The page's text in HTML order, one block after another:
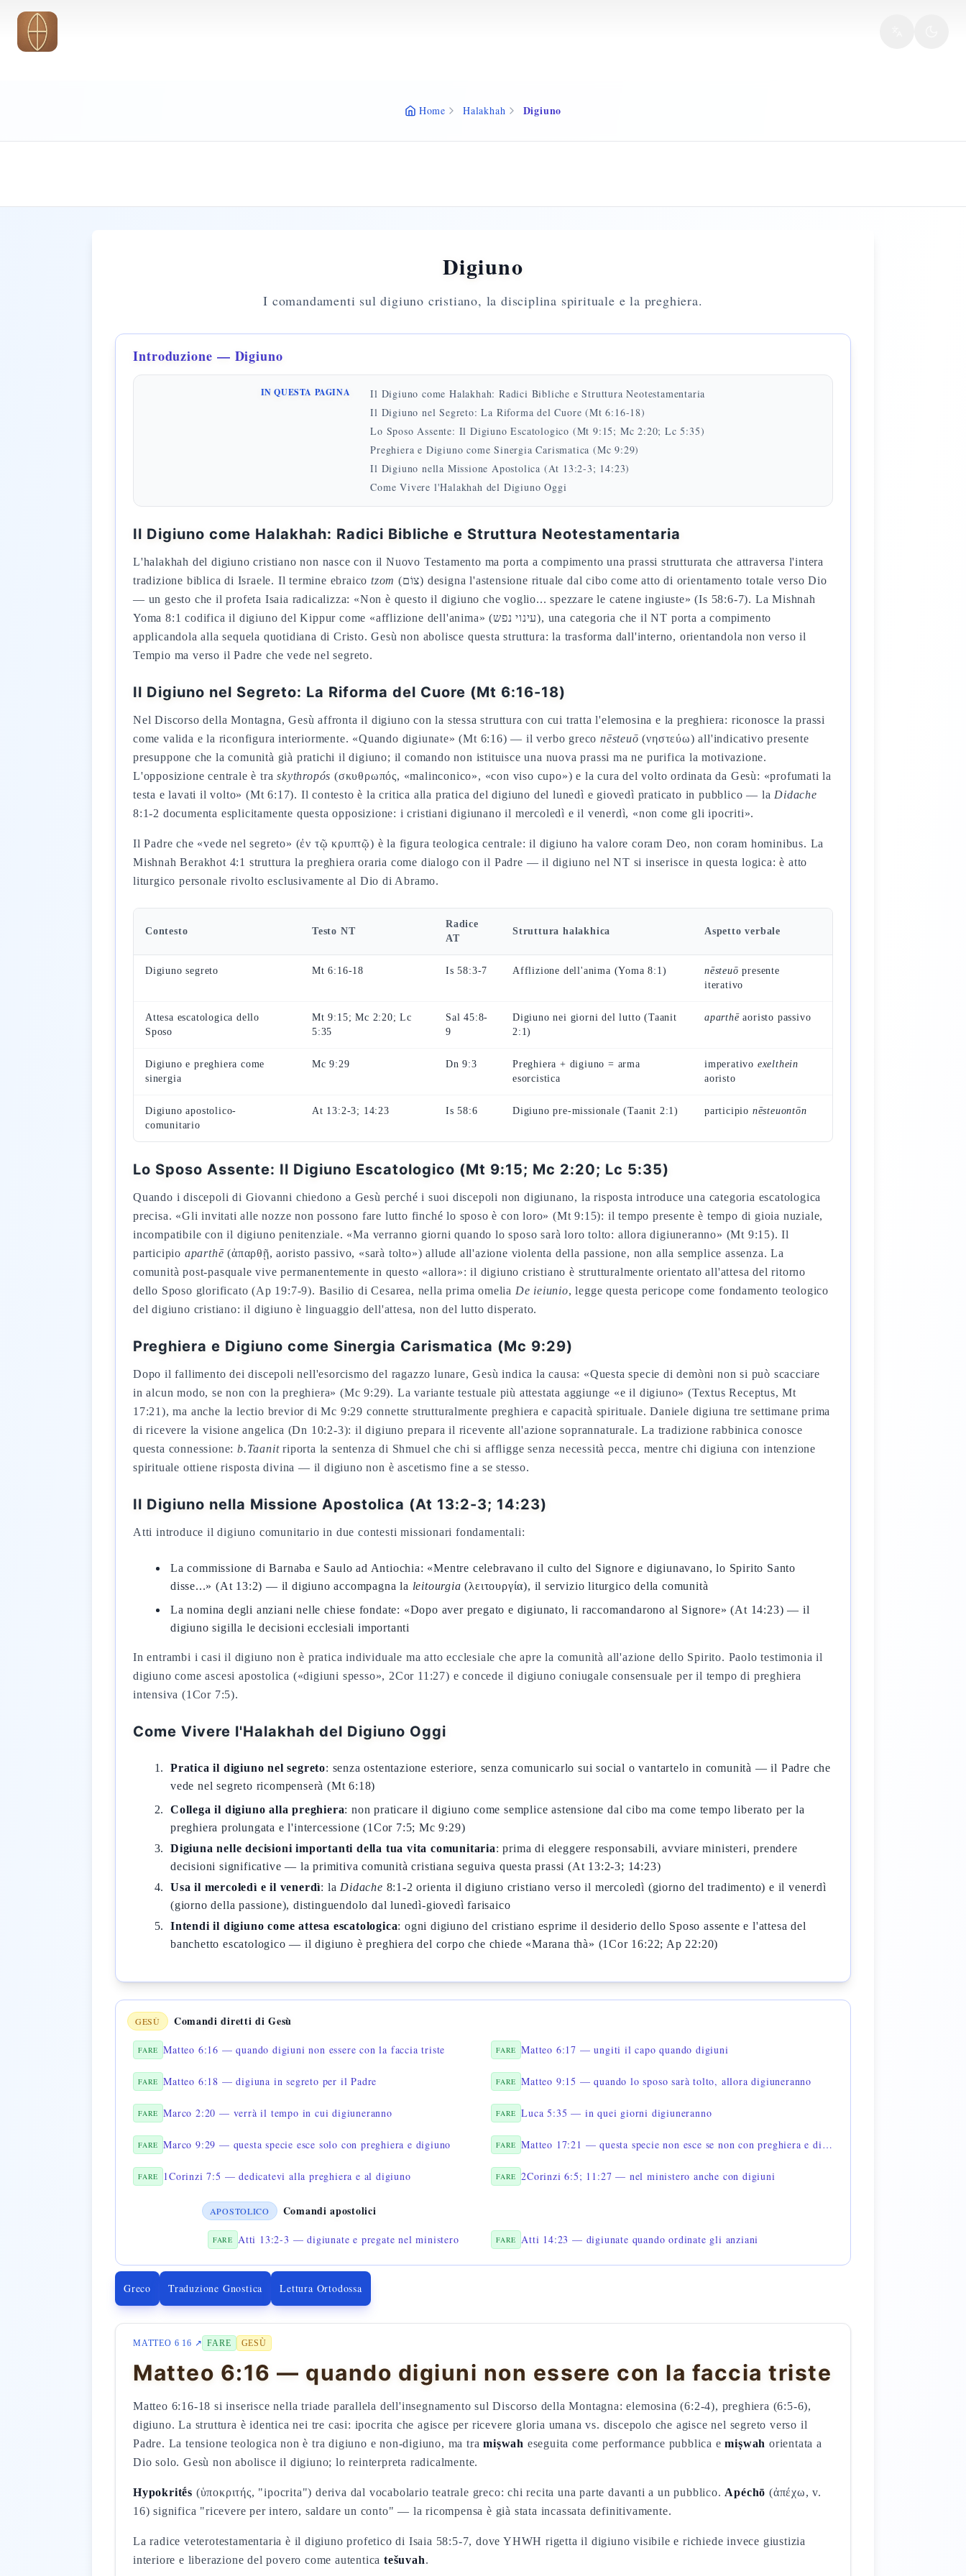
Vai al contenuto principale
Home Halakhah Digiuno
Digiuno
I comandamenti sul digiuno cristiano, la disciplina spirituale e la preghiera.
Introduzione — Digiuno
IN QUESTA PAGINA
Il Digiuno come Halakhah: Radici Bibliche e Struttura Neotestamentaria
Il Digiuno nel Segreto: La Riforma del Cuore (Mt 6:16-18)
Lo Sposo Assente: Il Digiuno Escatologico (Mt 9:15; Mc 2:20; Lc 5:35)
Preghiera e Digiuno come Sinergia Carismatica (Mc 9:29)
Il Digiuno nella Missione Apostolica (At 13:2-3; 14:23)
Come Vivere l'Halakhah del Digiuno Oggi
Il Digiuno come Halakhah: Radici Bibliche e Struttura Neotestamentaria
L'halakhah del digiuno cristiano non nasce con il Nuovo Testamento ma porta a compimento una prassi strutturata che attraversa l'intera
tradizione biblica di Israele. Il termine ebraico tzom (צוֹם) designa l'astensione rituale dal cibo come atto di orientamento totale verso Dio
— un gesto che il profeta Isaia radicalizza: «Non è questo il digiuno che voglio... spezzare le catene ingiuste» (Is 58:6-7). La Mishnah
Yoma 8:1 codifica il digiuno del Kippur come «afflizione dell'anima» (עינוי נפש), una categoria che il NT porta a compimento
applicandola alla sequela quotidiana di Cristo. Gesù non abolisce questa struttura: la trasforma dall'interno, orientandola non verso il
Tempio ma verso il Padre che vede nel segreto.
Il Digiuno nel Segreto: La Riforma del Cuore (Mt 6:16-18)
Nel Discorso della Montagna, Gesù affronta il digiuno con la stessa struttura con cui tratta l'elemosina e la preghiera: riconosce la prassi
come valida e la riconfigura interiormente. «Quando digiunate» (Mt 6:16) — il verbo greco nēsteuō (νηστεύω) all'indicativo presente
presuppone che la comunità già pratichi il digiuno; il comando non istituisce una nuova prassi ma ne purifica la motivazione.
L'opposizione centrale è traskythropós (σκυθρωπός, «malinconico», «con viso cupo») e la cura del volto ordinata da Gesù: «profumati la
testa e lavati il volto» (Mt 6:17). Il contesto è la critica alla pratica del digiuno del lunedì e giovedì praticato in pubblico — la Didache
8:1-2 documenta esplicitamente questa opposizione: i cristiani digiunano il mercoledì e il venerdì, «non come gli ipocriti».
Il Padre che «vede nel segreto» (ἐν τῷ κρυπτῷ) è la figura teologica centrale: il digiuno ha valore coram Deo, non coram hominibus. La
Mishnah Berakhot 4:1 struttura la preghiera oraria come dialogo con il Padre — il digiuno nel NT si inserisce in questa logica: è atto
liturgico personale rivolto esclusivamente al Dio di Abramo.
Contesto Testo NT
Radice
AT
Struttura halakhica Aspetto verbale
Digiuno segreto Mt 6:16-18 Is 58:3-7 Afflizione dell'anima (Yoma 8:1) nēsteuō presente
iterativo
Attesa escatologica dello
Sposo
Mt 9:15; Mc 2:20; Lc
5:35
Sal 45:8-
9
Digiuno nei giorni del lutto (Taanit
2:1)
aparthēaoristo passivo
Digiuno e preghiera come
sinergia
Mc 9:29 Dn 9:3
Preghiera + digiuno = arma
esorcistica
imperativo exelthein
aoristo
Digiuno apostolico-
comunitario
At 13:2-3; 14:23 Is 58:6 Digiuno pre-missionale (Taanit 2:1) participio nēsteuontōn
Lo Sposo Assente: Il Digiuno Escatologico (Mt 9:15; Mc 2:20; Lc 5:35)
Quando i discepoli di Giovanni chiedono a Gesù perché i suoi discepoli non digiunano, la risposta introduce una categoria escatologica
precisa. «Gli invitati alle nozze non possono fare lutto finché lo sposo è con loro» (Mt 9:15): il tempo presente è tempo di gioia nuziale,
incompatibile con il digiuno penitenziale. «Ma verranno giorni quando lo sposo sarà loro tolto: allora digiuneranno» (Mt 9:15). Il
participio aparthē(ἀπαρθῇ, aoristo passivo, «sarà tolto») allude all'azione violenta della passione, non alla semplice assenza. La
comunità post-pasquale vive permanentemente in questo «allora»: il digiuno cristiano è strutturalmente orientato all'attesa del ritorno
dello Sposo glorificato (Ap 19:7-9). Basilio di Cesarea, nella prima omelia De ieiunio, legge questa pericope come fondamento teologico
del digiuno cristiano: il digiuno è linguaggio dell'attesa, non del lutto disperato.
Preghiera e Digiuno come Sinergia Carismatica (Mc 9:29)
Dopo il fallimento dei discepoli nell'esorcismo del ragazzo lunare, Gesù indica la causa: «Questa specie di demòni non si può scacciare
in alcun modo, se non con la preghiera» (Mc 9:29). La variante testuale più attestata aggiunge «e il digiuno» (Textus Receptus, Mt
17:21), ma anche la lectio brevior di Mc 9:29 connette strutturalmente preghiera e capacità spirituale. Daniele digiuna tre settimane prima
di ricevere la visione angelica (Dn 10:2-3): il digiuno prepara il ricevente all'azione soprannaturale. La tradizione rabbinica conosce
questa connessione:b.Taanitriporta la sentenza di Shmuel che chi si affligge senza necessità pecca, mentre chi digiuna con intenzione
spirituale ottiene risposta divina — il digiuno non è ascetismo fine a se stesso.
Il Digiuno nella Missione Apostolica (At 13:2-3; 14:23)
Atti introduce il digiuno comunitario in due contesti missionari fondamentali:
La commissione di Barnaba e Saulo ad Antiochia: «Mentre celebravano il culto del Signore e digiunavano, lo Spirito Santo
disse...» (At 13:2) — il digiuno accompagna la leitourgia (λειτουργία), il servizio liturgico della comunità
La nomina degli anziani nelle chiese fondate: «Dopo aver pregato e digiunato, li raccomandarono al Signore» (At 14:23) — il
digiuno sigilla le decisioni ecclesiali importanti
In entrambi i casi il digiuno non è pratica individuale ma atto ecclesiale che apre la comunità all'azione dello Spirito. Paolo testimonia il
digiuno come ascesi apostolica («digiuni spesso», 2Cor 11:27) e concede il digiuno coniugale consensuale per il tempo di preghiera
intensiva (1Cor 7:5).
Come Vivere l'Halakhah del Digiuno Oggi
Pratica il digiuno nel segreto: senza ostentazione esteriore, senza comunicarlo sui social o vantartelo in comunità — il Padre che
vede nel segreto ricompenserà (Mt 6:18)
Collega il digiuno alla preghiera: non praticare il digiuno come semplice astensione dal cibo ma come tempo liberato per la
preghiera prolungata e l'intercessione (1Cor 7:5; Mc 9:29)
Digiuna nelle decisioni importanti della tua vita comunitaria: prima di eleggere responsabili, avviare ministeri, prendere
decisioni significative — la primitiva comunità cristiana seguiva questa prassi (At 13:2-3; 14:23)
Usa il mercoledì e il venerdì: la Didache 8:1-2 orienta il digiuno cristiano verso il mercoledì (giorno del tradimento) e il venerdì
(giorno della passione), distinguendolo dal lunedì-giovedì farisaico
Intendi il digiuno come attesa escatologica: ogni digiuno del cristiano esprime il desiderio dello Sposo assente e l'attesa del
banchetto escatologico — il digiuno è preghiera del corpo che chiede «Marana thà» (1Cor 16:22; Ap 22:20)
GESÙ Comandi diretti di Gesù
FARE Matteo 6:16 — quando digiuni non essere con la faccia triste FARE Matteo 6:17 — ungiti il capo quando digiuni
FARE Matteo 6:18 — digiuna in segreto per il Padre FARE Matteo 9:15 — quando lo sposo sarà tolto, allora digiuneranno
FARE Marco 2:20 — verrà il tempo in cui digiuneranno FARE Luca 5:35 — in quei giorni digiuneranno
FARE Marco 9:29 — questa specie esce solo con preghiera e digiuno FARE Matteo 17:21 — questa specie non esce se non con preghiera e digiuno
FARE 1Corinzi 7:5 — dedicatevi alla preghiera e al digiuno FARE 2Corinzi 6:5; 11:27 — nel ministero anche con digiuni
APOSTOLICO Comandi apostolici
FARE Atti 13:2-3 — digiunate e pregate nel ministero FARE Atti 14:23 — digiunate quando ordinate gli anziani
Greco Traduzione Gnostica Lettura Ortodossa
MATTEO 6 16 ↗ FARE GESÙ
Matteo 6:16 — quando digiuni non essere con la faccia triste
Matteo 6:16-18 si inserisce nella triade parallela dell'insegnamento sul Discorso della Montagna: elemosina (6:2-4), preghiera (6:5-6),
digiuno. La struttura è identica nei tre casi: ipocrita che agisce per ricevere gloria umana vs. discepolo che agisce nel segreto verso il
Padre. La tensione teologica non è tra digiuno e non-digiuno, ma tramiṣwah eseguita come performance pubblica emiṣwah orientata a
Dio solo. Gesù non abolisce il digiuno; lo reinterpreta radicalmente.
Hypokritḗs (ὑποκριτής, "ipocrita") deriva dal vocabolario teatrale greco: chi recita una parte davanti a un pubblico. Apéchō (ἀπέχω, v.
16) significa "ricevere per intero, saldare un conto" — la ricompensa è già stata incassata definitivamente.
La radice veterotestamentaria è il digiuno profetico di Isaia 58:5-7, dove YHWH rigetta il digiuno visibile e richiede invece giustizia
interiore e liberazione del povero come autentica tešuvah.